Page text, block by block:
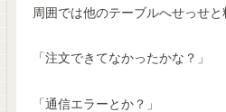
周囲では他のテーブルへせっせ
「注文できてなかったかな？」
「通信エラーとか？」